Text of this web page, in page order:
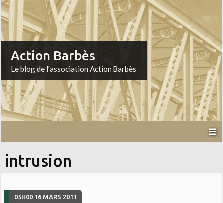
Action Barbès
Le blog de l'association Action Barbès
intrusion
05H00 16 MARS 2011